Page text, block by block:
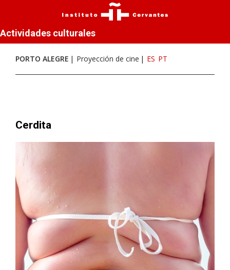
Actividades culturales
PORTO ALEGRE Proyección de cine ES PT
Cerdita